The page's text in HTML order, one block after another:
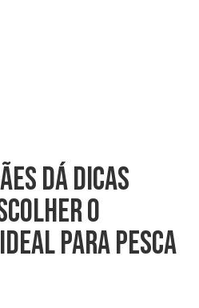
DÁ DICAS
O
PARA PESCA